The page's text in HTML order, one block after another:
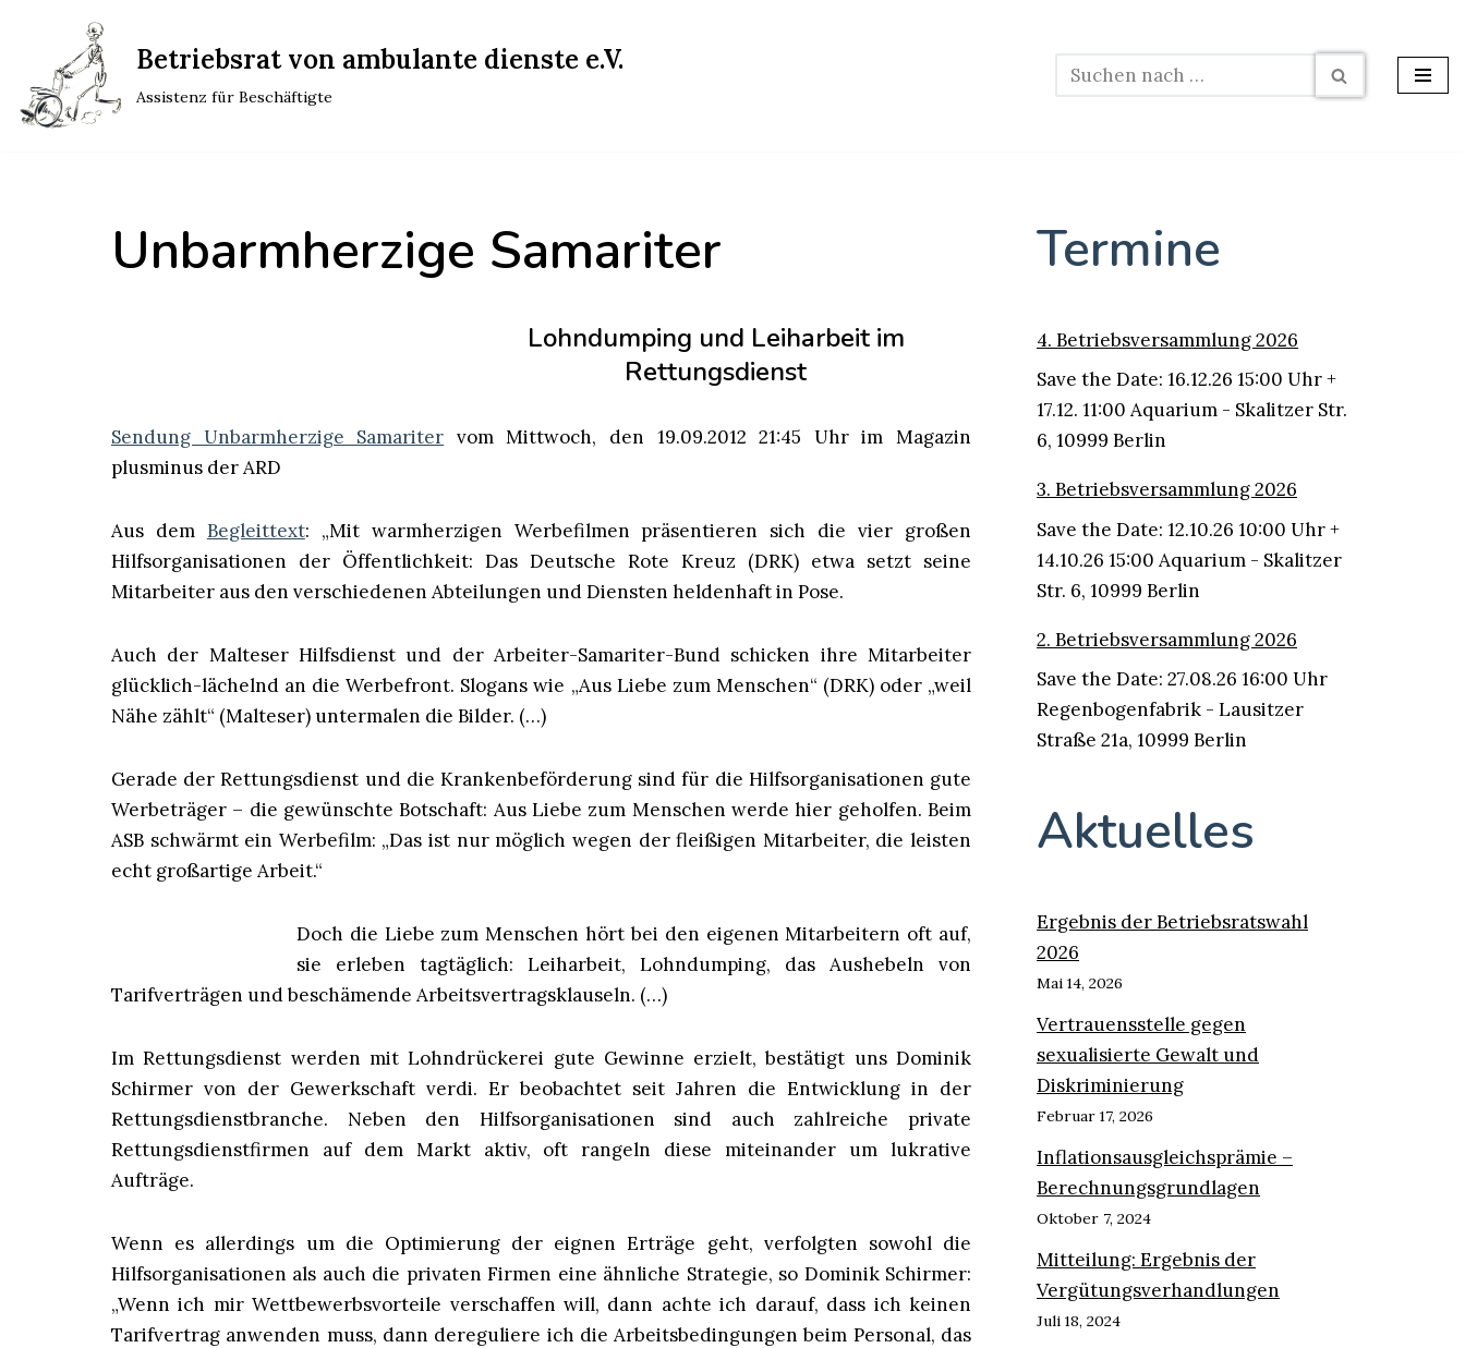
Inhalt
springen
Betriebsrat von ambulante dienste e.V.
Assistenz für Beschäftigte
Unbarmherzige Samariter
Lohndumping und Leiharbeit im
Rettungsdienst
Sendung Unbarmherzige Samariter vom Mittwoch, den 19.09.2012 21:45 Uhr im Magazin
plusminus der ARD
Aus dem Begleittext: „Mit warmherzigen Werbefilmen präsentieren sich die vier großen
Hilfsorganisationen der Öffentlichkeit: Das Deutsche Rote Kreuz (DRK) etwa setzt seine
Mitarbeiter aus den verschiedenen Abteilungen und Diensten heldenhaft in Pose.
Auch der Malteser Hilfsdienst und der Arbeiter-Samariter-Bund schicken ihre Mitarbeiter
glücklich-lächelnd an die Werbefront. Slogans wie „Aus Liebe zum Menschen“ (DRK) oder „weil
Nähe zählt“ (Malteser) untermalen die Bilder. (…)
Gerade der Rettungsdienst und die Krankenbeförderung sind für die Hilfsorganisationen gute
Werbeträger – die gewünschte Botschaft: Aus Liebe zum Menschen werde hier geholfen. Beim
ASB schwärmt ein Werbefilm: „Das ist nur möglich wegen der fleißigen Mitarbeiter, die leisten
echt großartige Arbeit.“
Doch die Liebe zum Menschen hört bei den eigenen Mitarbeitern oft auf,
sie erleben tagtäglich: Leiharbeit, Lohndumping, das Aushebeln von
Tarifverträgen und beschämende Arbeitsvertragsklauseln. (…)
Im Rettungsdienst werden mit Lohndrückerei gute Gewinne erzielt, bestätigt uns Dominik
Schirmer von der Gewerkschaft verdi. Er beobachtet seit Jahren die Entwicklung in der
Rettungsdienstbranche. Neben den Hilfsorganisationen sind auch zahlreiche private
Rettungsdienstfirmen auf dem Markt aktiv, oft rangeln diese miteinander um lukrative
Aufträge.
Wenn es allerdings um die Optimierung der eignen Erträge geht, verfolgten sowohl die
Hilfsorganisationen als auch die privaten Firmen eine ähnliche Strategie, so Dominik Schirmer:
„Wenn ich mir Wettbewerbsvorteile verschaffen will, dann achte ich darauf, dass ich keinen
Tarifvertrag anwenden muss, dann dereguliere ich die Arbeitsbedingungen beim Personal, das
Termine
4. Betriebsversammlung 2026
Save the Date: 16.12.26 15:00 Uhr +
17.12. 11:00 Aquarium - Skalitzer Str.
6, 10999 Berlin
3. Betriebsversammlung 2026
Save the Date: 12.10.26 10:00 Uhr +
14.10.26 15:00 Aquarium - Skalitzer
Str. 6, 10999 Berlin
2. Betriebsversammlung 2026
Save the Date: 27.08.26 16:00 Uhr
Regenbogenfabrik - Lausitzer
Straße 21a, 10999 Berlin
Aktuelles
Ergebnis der Betriebsratswahl
2026
Mai 14, 2026
Vertrauensstelle gegen
sexualisierte Gewalt und
Diskriminierung
Februar 17, 2026
Inflationsausgleichsprämie –
Berechnungsgrundlagen
Oktober 7, 2024
Mitteilung: Ergebnis der
Vergütungsverhandlungen
Juli 18, 2024